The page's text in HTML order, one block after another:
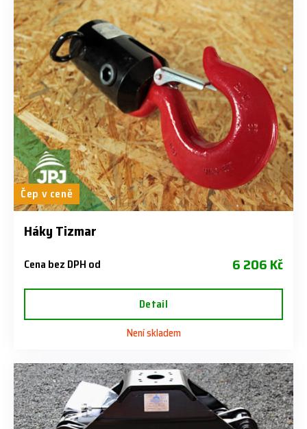
Čep v ceně
Háky Tizmar
Cena bez DPH od 6 206 Kč
Detail
Není skladem